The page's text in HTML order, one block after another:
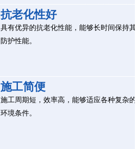
抗老化性好
具有优异的抗老化性能，能够长时间保持其
防护性能。
施工简便
施工周期短，效率高，能够适应各种复杂的
环境条件。